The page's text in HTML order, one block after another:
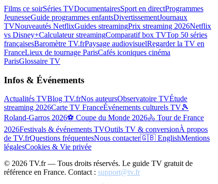
Films ce soirSéries TVDocumentairesSport en directProgrammes
JeunesseGuide programmes enfantsDivertissementJournaux
TVNouveautés NetflixGuides streamingPrix streaming 2026Netflix
vs Disney+Calculateur streamingComparatif box TVTop 50 séries
françaisesBaromètre TV.frPaysage audiovisuelRegarder la TV en
FranceLieux de tournage ParisCafés iconiques cinéma
ParisGlossaire TV
Infos & Événements
Actualités TVBlog TV.frNos auteursObservatoire TVÉtude
streaming 2026Carte TV FranceÉvénements culturels TV🎾
Roland-Garros 2026⚽ Coupe du Monde 2026🚴 Tour de France
2026Festivals & événements TVOutils TV & conversionÀ propos
de TV.frQuestions fréquentesNous contacter🇬🇧 EnglishMentions
légalesCookies & Vie privée
© 2026 TV.fr — Tous droits réservés. Le guide TV gratuit de
référence en France. Contact : support@tv.fr